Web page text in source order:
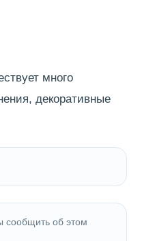
много
декоративные
сообщить об этом